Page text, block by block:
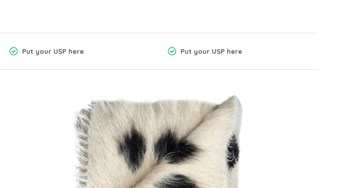
Put your USP here Put your USP here